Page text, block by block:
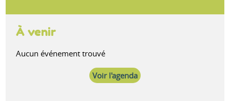
À venir
Aucun événement trouvé
Voir l'agenda